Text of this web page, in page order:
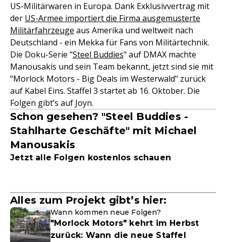
US-Militärwaren in Europa. Dank Exklusivvertrag mit
der US-Armee importiert die Firma ausgemusterte
Militärfahrzeuge aus Amerika und weltweit nach
Deutschland - ein Mekka für Fans von Militärtechnik.
Die Doku-Serie "Steel Buddies" auf DMAX machte
Manousakis und sein Team bekannt, jetzt sind sie mit
"Morlock Motors - Big Deals im Westerwald" zurück
auf Kabel Eins. Staffel 3 startet ab 16. Oktober. Die
Folgen gibt’s auf Joyn.
Schon gesehen? "Steel Buddies -
Stahlharte Geschäfte" mit Michael
Manousakis
Jetzt alle Folgen kostenlos schauen
Alles zum Projekt gibt’s hier:
Wann kommen neue Folgen?
"Morlock Motors" kehrt im Herbst
zurück: Wann die neue Staffel